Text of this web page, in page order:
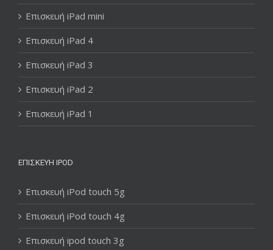
Επισκευή iPad mini
Επισκευή iPad 4
Επισκευή iPad 3
Επισκευή iPad 2
Επισκευή iPad 1
ΕΠΙΣΚΕΥΉ IPOD
Επισκευή iPod touch 5g
Επισκευή iPod touch 4g
Επισκευή ipod touch 3g